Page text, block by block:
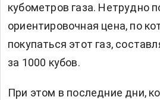
кубометров газа. Нетрудно
ориентировочная цена, по
покупаться этот газ,
за 1000 кубов.
При этом в последние дни,